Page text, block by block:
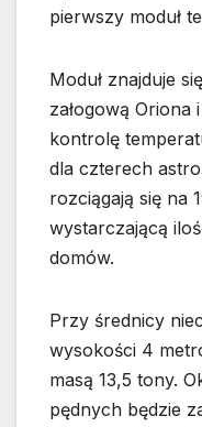
pierwszy moduł
Moduł znajduje
załogową Oriona
kontrolę
dla czterech
rozciągają się na
wystarczającą
domów.
Przy średnicy
wysokości 4
masą 13,5 tony.
pędnych będzie